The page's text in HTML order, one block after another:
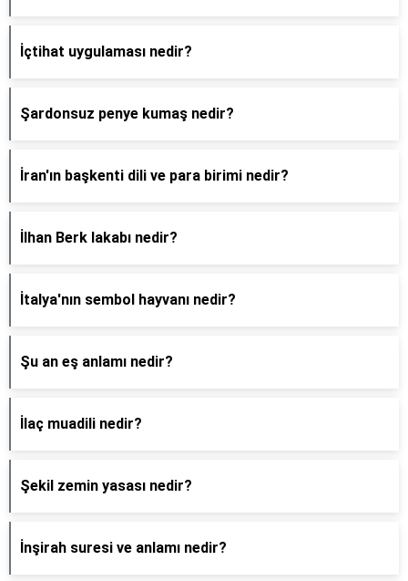
İçtihat uygulaması nedir?
Şardonsuz penye kumaş nedir?
İran'ın başkenti dili ve para birimi nedir?
İlhan Berk lakabı nedir?
İtalya'nın sembol hayvanı nedir?
Şu an eş anlamı nedir?
İlaç muadili nedir?
Şekil zemin yasası nedir?
İnşirah suresi ve anlamı nedir?